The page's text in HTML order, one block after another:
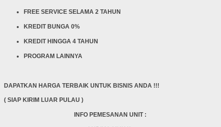
FREE SERVICE SELAMA 2 TAHUN
KREDIT BUNGA 0%
KREDIT HINGGA 4 TAHUN
PROGRAM LAINNYA
DAPATKAN HARGA TERBAIK UNTUK BISNIS ANDA !!!
( SIAP KIRIM LUAR PULAU )
INFO PEMESANAN UNIT :